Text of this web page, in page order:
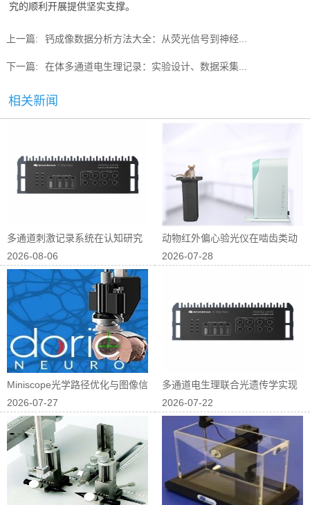
究的顺利开展提供坚实支撑。
上一篇: 钙成像数据分析方法大全：从荧光信号到神经...
下一篇: 在体多通道电生理记录：实验设计、数据采集...
相关新闻
多通道刺激记录系统在认知研究
中的应用
2026-08-06
动物红外偏心验光仪在啮齿类动
物屈光研究中...
2026-07-28
Miniscope光学路径优化与图像信
噪...
2026-07-27
多通道电生理联合光遗传学实现
神经回路因果...
2026-07-22